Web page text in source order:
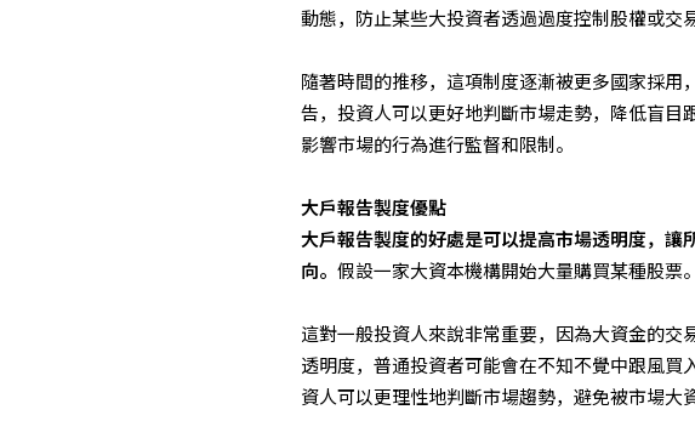
動態，防止某些大投資者透過過度控制股權或交
隨著時間的推移，這項制度逐漸被更多國家採
告，投資人可以更好地判斷市場走勢，降低盲
影響市場的行為進行監督和限制。
大戶報告製度優點
大戶報告製度的好處是可以提高市場透明度，
向。假設一家大資本機構開始大量購買某種股票
這對一般投資人來說非常重要，因為大資金的
透明度，普通投資者可能會在不知不覺中跟風
資人可以更理性地判斷市場趨勢，避免被市場大